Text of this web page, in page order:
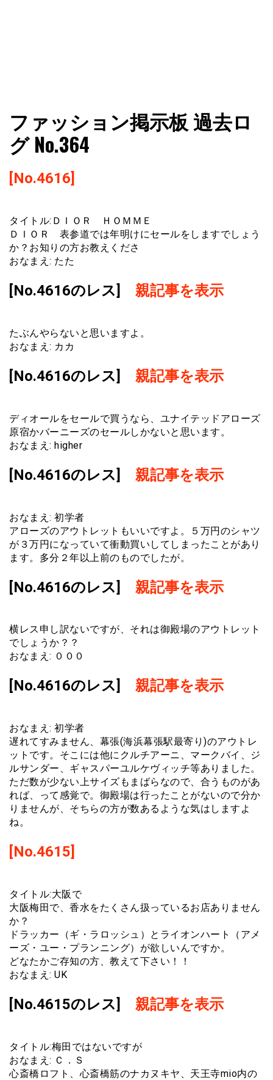
ファショコン通信
ッションとモードを分析するファッション情報サイトです
ファッション掲示板 過去ロ
グ No.364
[No.4616]
タイトル:ＤＩＯＲ ＨＯＭＭＥ
ＤＩＯＲ 表参道では年明けにセールをしますでしょう
か？お知りの方お教えくださ
おなまえ: たた
[No.4616のレス] 親記事を表示
たぶんやらないと思いますよ。
おなまえ: カカ
[No.4616のレス] 親記事を表示
ディオールをセールで買うなら、ユナイテッドアローズ
原宿かバーニーズのセールしかないと思います。
おなまえ: higher
[No.4616のレス] 親記事を表示
おなまえ: 初学者
アローズのアウトレットもいいですよ。５万円のシャツ
が３万円になっていて衝動買いしてしまったことがあり
ます。多分２年以上前のものでしたが。
[No.4616のレス] 親記事を表示
横レス申し訳ないですが、それは御殿場のアウトレット
でしょうか？？
おなまえ: ０００
[No.4616のレス] 親記事を表示
おなまえ: 初学者
遅れてすみません、幕張(海浜幕張駅最寄り)のアウトレ
ットです。そこには他にクルチアーニ、マークバイ、ジ
ルサンダー、ギャスパーユルケヴィッチ等ありました。
ただ数が少ない上サイズもまばらなので、合うものがあ
れば、って感覚で。御殿場は行ったことがないので分か
りませんが、そちらの方が数あるような気はしますよ
ね。
[No.4615]
タイトル:大阪で
大阪梅田で、香水をたくさん扱っているお店ありません
か？
ドラッカー（ギ・ラロッシュ）とライオンハート（アメ
ーズ・ユー・プランニング）が欲しいんですか。
どなたかご存知の方、教えて下さい！！
おなまえ: UK
[No.4615のレス] 親記事を表示
タイトル:梅田ではないですが
おなまえ: Ｃ．Ｓ
心斎橋ロフト、心斎橋筋のナカヌキヤ、天王寺mio内の